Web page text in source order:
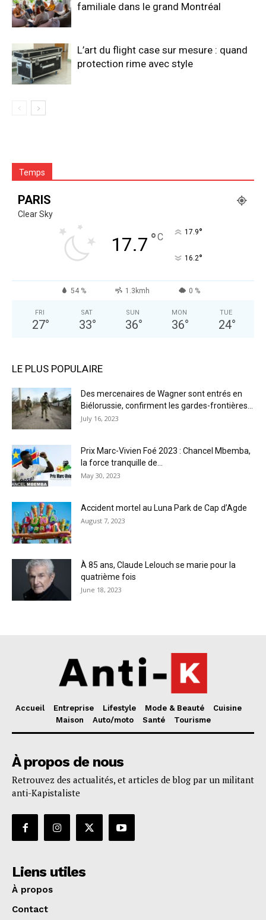
familiale dans le grand Montréal
L’art du flight case sur mesure : quand
protection rime avec style
Temps
PARIS
Clear Sky
17.7 °C 17.9°
16.2°
54 % 1.3kmh 0 %
FRI
27°
SAT
33°
SUN
36°
MON
36°
TUE
24°
LE PLUS POPULAIRE
Des mercenaires de Wagner sont entrés en
Biélorussie, confirment les gardes-frontières...
July 16, 2023
Prix Marc-Vivien Foé 2023 : Chancel Mbemba,
la force tranquille de...
May 30, 2023
Accident mortel au Luna Park de Cap d’Agde
August 7, 2023
À 85 ans, Claude Lelouch se marie pour la
quatrième fois
June 18, 2023
Accueil Entreprise Lifestyle Mode & Beauté
Cuisine
Maison
Auto/moto Santé Tourisme
À propos de nous
Retrouvez des actualités, et articles de blog par un militant
anti-Kapistaliste
Liens utiles
À propos
Contact